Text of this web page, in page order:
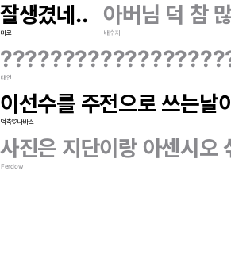
잘생겼네..
마코
아버님 덕 참
배수지
태연
이선수를 주전으로 쓰는날
덕축♡나바스
사진은 지단이랑 아센시오
Ferdow